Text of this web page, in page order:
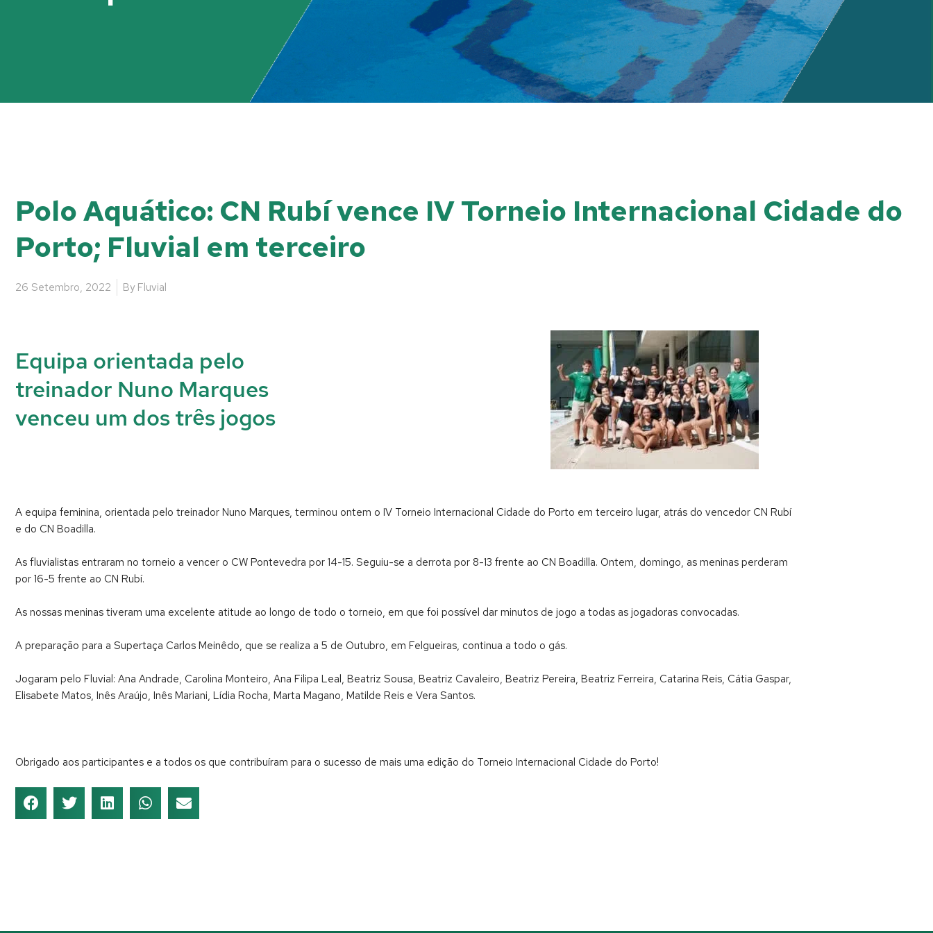
Polo Aquático: CN Rubí vence IV Torneio Internacional Cidade do
Porto; Fluvial em terceiro
26 Setembro, 2022 By Fluvial
Equipa orientada pelo
treinador Nuno Marques
venceu um dos três jogos
A equipa feminina, orientada pelo treinador Nuno Marques, terminou ontem o IV Torneio Internacional Cidade do Porto em terceiro lugar, atrás do vencedor CN Rubí
e do CN Boadilla.
As fluvialistas entraram no torneio a vencer o CW Pontevedra por 14-15. Seguiu-se a derrota por 8-13 frente ao CN Boadilla. Ontem, domingo, as meninas perderam
por 16-5 frente ao CN Rubí.
As nossas meninas tiveram uma excelente atitude ao longo de todo o torneio, em que foi possível dar minutos de jogo a todas as jogadoras convocadas.
A preparação para a Supertaça Carlos Meinêdo, que se realiza a 5 de Outubro, em Felgueiras, continua a todo o gás.
Jogaram pelo Fluvial: Ana Andrade, Carolina Monteiro, Ana Filipa Leal, Beatriz Sousa, Beatriz Cavaleiro, Beatriz Pereira, Beatriz Ferreira, Catarina Reis, Cátia Gaspar,
Elisabete Matos, Inês Araújo, Inês Mariani, Lídia Rocha, Marta Magano, Matilde Reis e Vera Santos.
Obrigado aos participantes e a todos os que contribuíram para o sucesso de mais uma edição do Torneio Internacional Cidade do Porto!